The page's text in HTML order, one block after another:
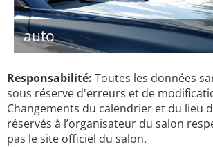
auto
Responsabilité: Toutes les données
sous réserve d'erreurs et de
Changements du calendrier et du lieu
réservés à l’organisateur du salon
pas le site officiel du salon.